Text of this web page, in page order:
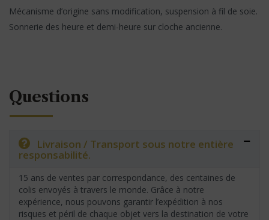
Mécanisme d’origine sans modification, suspension à fil de soie.
Sonnerie des heure et demi-heure sur cloche ancienne.
Questions
Livraison / Transport sous notre entière
responsabilité.
15 ans de ventes par correspondance, des centaines de
colis envoyés à travers le monde. Grâce à notre
expérience, nous pouvons garantir l’expédition à nos
risques et péril de chaque objet vers la destination de votre